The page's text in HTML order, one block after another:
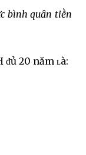
bình quȃn tiḕn
ᵭủ 20 năm ʟà: